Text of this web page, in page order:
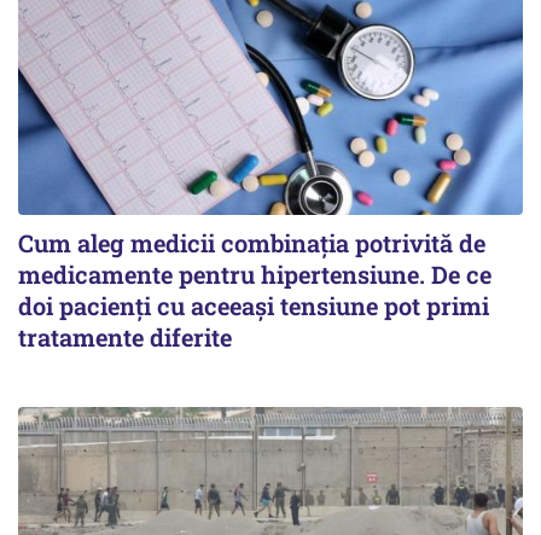
Cum aleg medicii combinația potrivită de
medicamente pentru hipertensiune. De ce
doi pacienți cu aceeași tensiune pot primi
tratamente diferite